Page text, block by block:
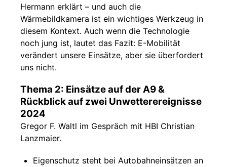
Hermann erklärt – und auch die
Wärmebildkamera ist ein wichtiges Werkzeug in
diesem Kontext. Auch wenn die Technologie
noch jung ist, lautet das Fazit: E-Mobilität
verändert unsere Einsätze, aber sie überfordert
uns nicht.
Thema 2: Einsätze auf der A9 &
Rückblick auf zwei Unwetterereignisse
2024
Gregor F. Waltl im Gespräch mit HBI Christian
Lanzmaier.
Eigenschutz steht bei Autobahneinsätzen an